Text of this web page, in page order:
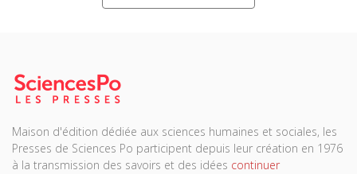
Maison d'édition dédiée aux sciences humaines et sociales, les
Presses de Sciences Po participent depuis leur création en 1976
à la transmission des savoirs et des idées continuer